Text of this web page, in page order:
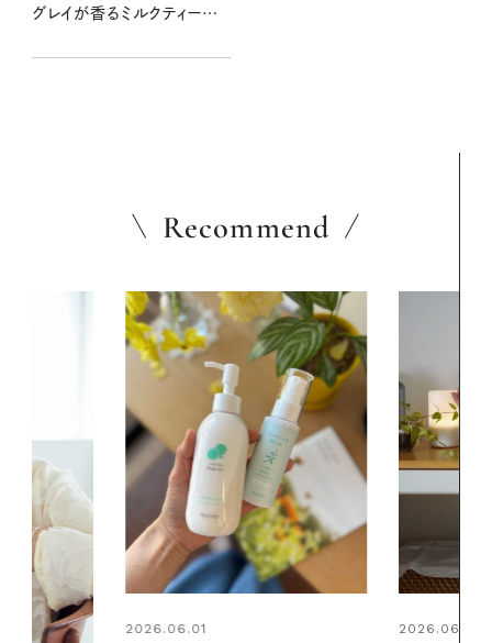
グレイが香るミルクティーア
場！ 気になるお味を実食レ
Recommend
2026.06.01 2026.07.24